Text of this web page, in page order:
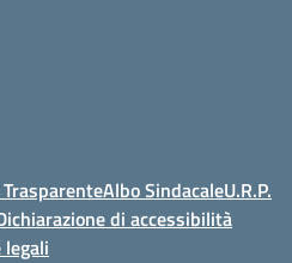
Albo SindacaleU.R.P.
di accessibilità
legali